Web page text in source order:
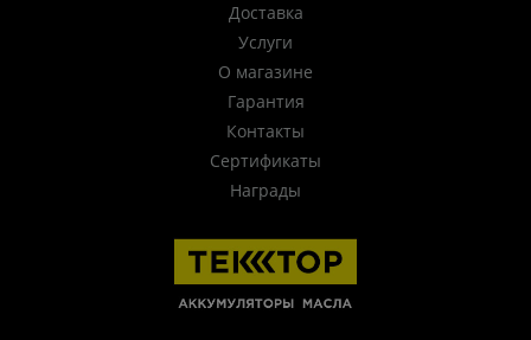
Доставка
Услуги
О магазине
Гарантия
Контакты
Сертификаты
Награды